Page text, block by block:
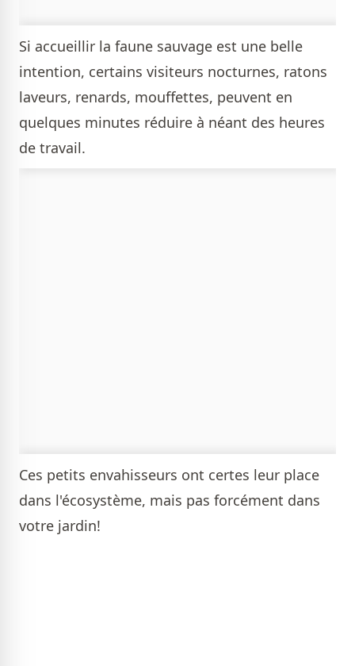
Si accueillir la faune sauvage est une belle
intention, certains visiteurs nocturnes, ratons
laveurs, renards, mouffettes, peuvent en
quelques minutes réduire à néant des heures
de travail.
Ces petits envahisseurs ont certes leur place
dans l'écosystème, mais pas forcément dans
votre jardin!